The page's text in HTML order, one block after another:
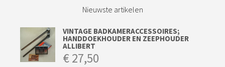
Nieuwste artikelen
VINTAGE BADKAMERACCESSOIRES;
HANDDOEKHOUDER EN ZEEPHOUDER
ALLIBERT
€27,50